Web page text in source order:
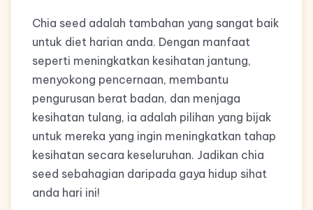
Chia seed adalah tambahan yang sangat baik
untuk diet harian anda. Dengan manfaat
seperti meningkatkan kesihatan jantung,
menyokong pencernaan, membantu
pengurusan berat badan, dan menjaga
kesihatan tulang, ia adalah pilihan yang bijak
untuk mereka yang ingin meningkatkan tahap
kesihatan secara keseluruhan. Jadikan chia
seed sebahagian daripada gaya hidup sihat
anda hari ini!